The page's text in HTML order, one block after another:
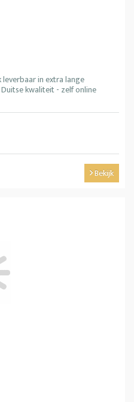
in extra lange
kwaliteit - zelf online
Bekijk